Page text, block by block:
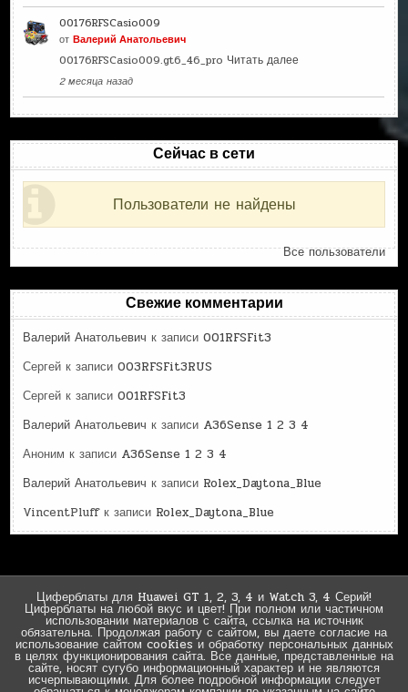
00176RFSCasio009
отВалерий Анатольевич
00176RFSCasio009.gt6_46_pro Читать далее
2 месяца назад
Сейчас в сети
Пользователи не найдены
Все пользователи
Свежие комментарии
Валерий Анатольевич к записи001RFSFit3
Сергей к записи003RFSFit3RUS
Сергей к записи001RFSFit3
Валерий Анатольевич к записи A36Sense 1 2 3 4
Аноним к записи A36Sense 1 2 3 4
Валерий Анатольевич к записи Rolex_Daytona_Blue
VincentPluffк записи Rolex_Daytona_Blue
Циферблаты для Huawei GT 1, 2, 3, 4 и Watch 3, 4 Серий!
Циферблаты на любой вкус и цвет! При полном или частичном
использовании материалов с сайта, ссылка на источник
обязательна. Продолжая работу с сайтом, вы даете согласие на
использование сайтом cookies и обработку персональных данных
в целях функционирования сайта. Все данные, представленные на
сайте, носят сугубо информационный характер и не являются
исчерпывающими. Для более подробной информации следует